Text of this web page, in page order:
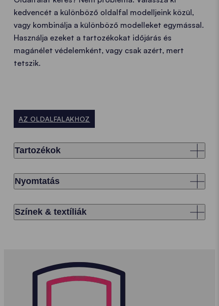
kedvencét a különböző oldalfal modelljeink közül,
vagy kombinálja a különböző modelleket egymással.
Használja ezeket a tartozékokat időjárás és
magánélet védelemként, vagy csak azért, mert
tetszik.
AZ OLDALFALAKHOZ
Tartozékok
Nyomtatás
Színek & textíliák